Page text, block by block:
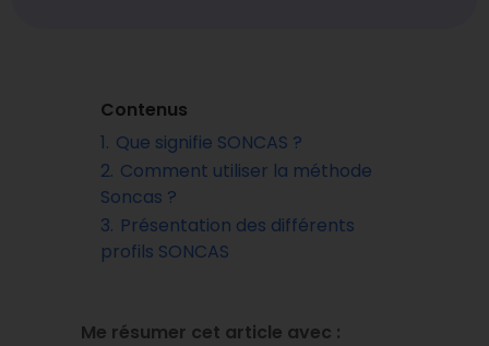
Contenus
1. Que signifie SONCAS ?
2. Comment utiliser la méthode
Soncas ?
3. Présentation des différents
profils SONCAS
Me résumer cet article avec :